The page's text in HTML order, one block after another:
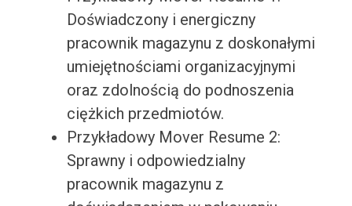
Doświadczony i energiczny
pracownik magazynu z doskonałymi
umiejętnościami organizacyjnymi
oraz zdolnością do podnoszenia
ciężkich przedmiotów.
Przykładowy Mover Resume 2:
Sprawny i odpowiedzialny
pracownik magazynu z